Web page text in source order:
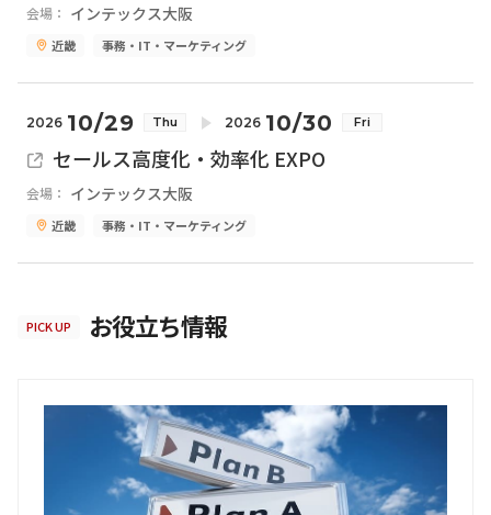
会場： インテックス大阪
近畿 事務・IT・マーケティング
2026 10/29 Thu 2026 10/30 Fri
セールス高度化・効率化 EXPO
会場： インテックス大阪
近畿 事務・IT・マーケティング
PICK UP お役立ち情報